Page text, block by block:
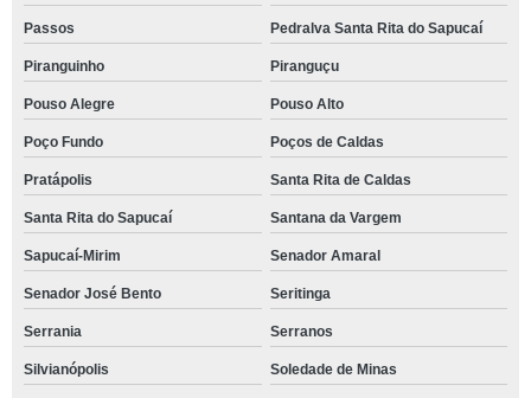
Passos Pedralva Santa Rita do Sapucaí
Piranguinho Piranguçu
Pouso Alegre Pouso Alto
Poço Fundo Poços de Caldas
Pratápolis Santa Rita de Caldas
Santa Rita do Sapucaí Santana da Vargem
Sapucaí-Mirim Senador Amaral
Senador José Bento Seritinga
Serrania Serranos
Silvianópolis Soledade de Minas